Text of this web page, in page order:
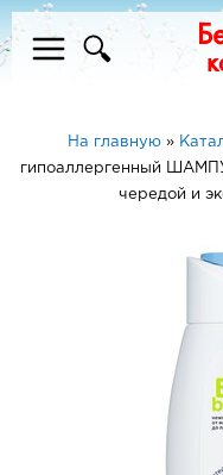
На главную»
гипоаллергенный
чередой и